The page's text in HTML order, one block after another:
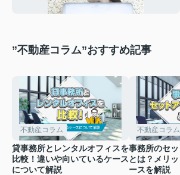
”不動産コラム”おすすめ記事
不動産コラム
貸事務所とレンタルオフィスを
比較！違いや向いているケース
について解説
不動産コラム
事務所のセ
とは？メリ
ースを解説